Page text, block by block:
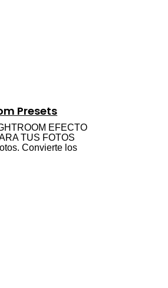
Presets
EFECTO
TUS FOTOS
Convierte los